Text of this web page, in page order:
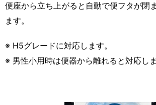
便座から立ち上がると自動で便フタが閉
ます。
※ H5グレードに対応します。
※ 男性小用時は便器から離れると対応しま